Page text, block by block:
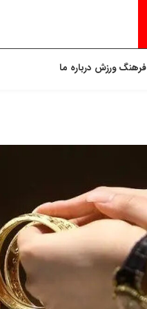
فرهنگورزش درباره ما